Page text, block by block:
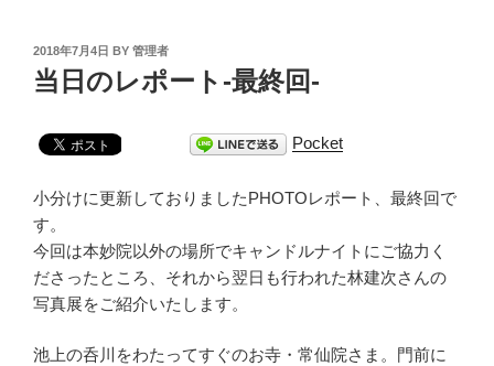
POSTED
ON
2018年7月4日 BY 管理者
当日のレポート-最終回-
Pocket
小分けに更新しておりましたPHOTOレポート、最終回で
す。
今回は本妙院以外の場所でキャンドルナイトにご協力く
ださったところ、それから翌日も行われた林建次さんの
写真展をご紹介いたします。
池上の呑川をわたってすぐのお寺・常仙院さま。門前に